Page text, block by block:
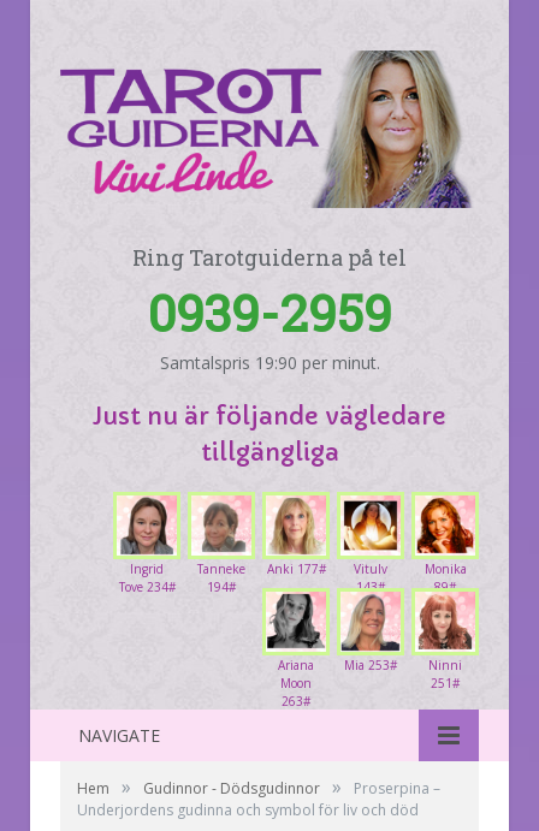
Ring Tarotguiderna på tel
0939-2959
Samtalspris 19:90 per minut.
Just nu är följande vägledare
tillgängliga
Monika
89#
Vitulv
143#
Anki 177#
Tanneke
194#
Ingrid
Tove 234#
Ninni
251#
Mia 253#
Ariana
Moon
263#
NAVIGATE
Hem » Gudinnor - Dödsgudinnor »
Proserpina –
Underjordens gudinna och symbol för liv och död